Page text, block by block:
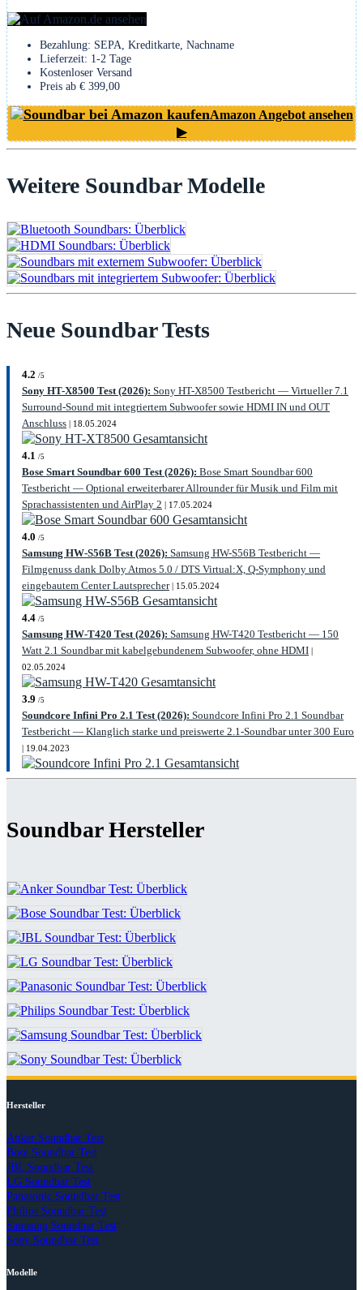
Bezahlung: SEPA, Kreditkarte, Nachname
Lieferzeit: 1-2 Tage
Kostenloser Versand
Preis ab € 399,00
Amazon Angebot ansehen
▶
Weitere Soundbar Modelle
Neue Soundbar Tests
4.2 /5
Sony HT-X8500 Test (2026): Sony HT-X8500 Testbericht — Virtueller 7.1
Surround-Sound mit integriertem Subwoofer sowie HDMI IN und OUT
Anschluss | 18.05.2024
4.1 /5
Bose Smart Soundbar 600 Test (2026): Bose Smart Soundbar 600
Testbericht — Optional erweiterbarer Allrounder für Musik und Film mit
Sprachassistenten und AirPlay 2 | 17.05.2024
4.0 /5
Samsung HW-S56B Test (2026): Samsung HW-S56B Testbericht —
Filmgenuss dank Dolby Atmos 5.0 / DTS Virtual:X, Q-Symphony und
eingebautem Center Lautsprecher| 15.05.2024
4.4 /5
Samsung HW-T420 Test (2026): Samsung HW-T420 Testbericht — 150
Watt 2.1 Soundbar mit kabelgebundenem Subwoofer, ohne HDMI |
02.05.2024
3.9 /5
Soundcore Infini Pro 2.1 Test (2026): Soundcore Infini Pro 2.1 Soundbar
Testbericht — Klanglich starke und preiswerte 2.1-Soundbar unter 300 Euro
| 19.04.2023
Soundbar Hersteller
Hersteller
Anker Soundbar Test
Bose Soundbar Test
JBL Soundbar Test
LG Soundbar Test
Panasonic Soundbar Test
Philips Soundbar Test
Samsung Soundbar Test
Sony Soundbar Test
Modelle